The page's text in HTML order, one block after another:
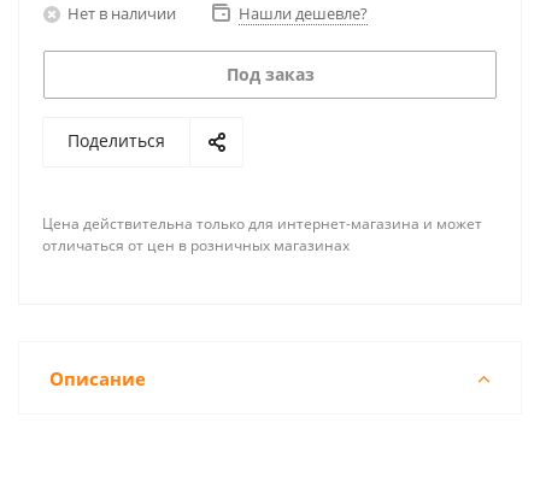
Нет в наличии Нашли дешевле?
Под заказ
Поделиться
Цена действительна только для интернет-магазина и может
отличаться от цен в розничных магазинах
Описание